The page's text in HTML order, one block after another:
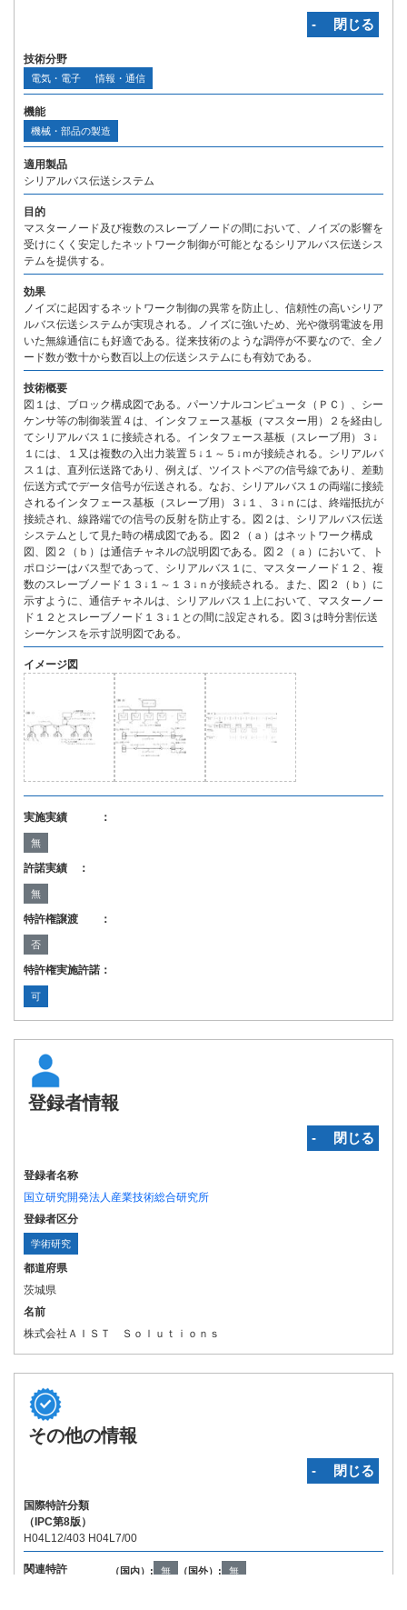
‐ 閉じる
技術分野
電気・電子 情報・通信
機能
機械・部品の製造
適用製品
シリアルバス伝送システム
目的
マスターノード及び複数のスレーブノードの間において、ノイズの影響を
受けにくく安定したネットワーク制御が可能となるシリアルバス伝送シス
テムを提供する。
効果
ノイズに起因するネットワーク制御の異常を防止し、信頼性の高いシリア
ルバス伝送システムが実現される。ノイズに強いため、光や微弱電波を用
いた無線通信にも好適である。従来技術のような調停が不要なので、全ノ
ード数が数十から数百以上の伝送システムにも有効である。
技術概要
図１は、ブロック構成図である。パーソナルコンピュータ（ＰＣ）、シー
ケンサ等の制御装置４は、インタフェース基板（マスター用）２を経由し
てシリアルバス１に接続される。インタフェース基板（スレーブ用）３↓
１には、１又は複数の入出力装置５↓１～５↓ｍが接続される。シリアルバ
ス１は、直列伝送路であり、例えば、ツイストペアの信号線であり、差動
伝送方式でデータ信号が伝送される。なお、シリアルバス１の両端に接続
されるインタフェース基板（スレーブ用）３↓１、３↓ｎには、終端抵抗が
接続され、線路端での信号の反射を防止する。図２は、シリアルバス伝送
システムとして見た時の構成図である。図２（ａ）はネットワーク構成
図、図２（ｂ）は通信チャネルの説明図である。図２（ａ）において、ト
ポロジーはバス型であって、シリアルバス１に、マスターノード１２、複
数のスレーブノード１３↓１～１３↓ｎが接続される。また、図２（ｂ）に
示すように、通信チャネルは、シリアルバス１上において、マスターノー
ド１２とスレーブノード１３↓１との間に設定される。図３は時分割伝送
シーケンスを示す説明図である。
イメージ図
実施実績 ：
無
許諾実績 ：
無
特許権譲渡 ：
否
特許権実施許諾：
可
登録者情報
‐ 閉じる
登録者名称
国立研究開発法人産業技術総合研究所
登録者区分
学術研究
都道府県
茨城県
名前
株式会社ＡＩＳＴ Ｓｏｌｕｔｉｏｎｓ
その他の情報
‐ 閉じる
国際特許分類
（IPC第8版）
H04L12/403 H04L7/00
関連特許 （国内）: 無 （国外）: 無